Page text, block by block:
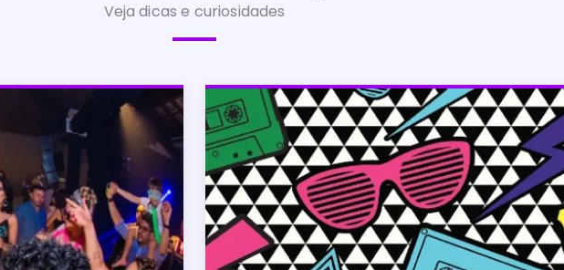
Veja dicas e curiosidades